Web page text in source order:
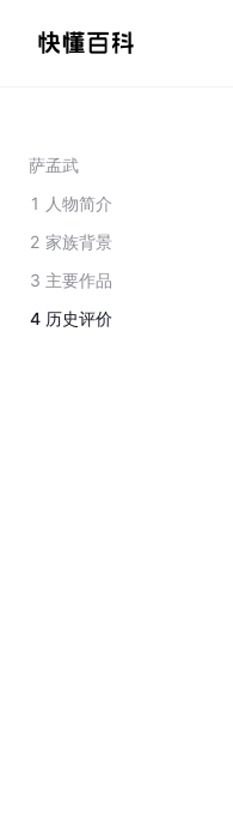
萨孟武
1 人物简介
2 家族背景
3 主要作品
4 历史评价